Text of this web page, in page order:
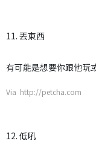
11. 丟東西
有可能是想要你跟他玩
Via http://petcha.com
12. 低吼